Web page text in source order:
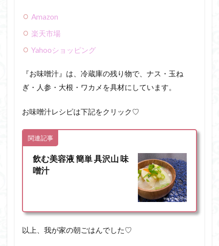
Amazon
楽天市場
Yahooショッピング
『お味噌汁』は、冷蔵庫の残り物で、ナス・玉ね
ぎ・人参・大根・ワカメを具材にしています。
お味噌汁レシピは下記をクリック♡
関連記事
飲む美容液 簡単 具沢山 味
噌汁
以上、我が家の朝ごはんでした♡